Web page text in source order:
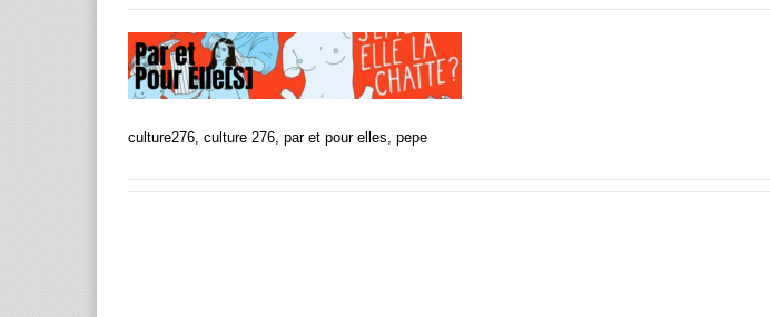
culture276, culture 276, par et pour elles, pepe